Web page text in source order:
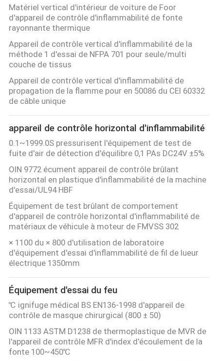
NOUVELLES
DEMANDEZ
UNE
CITATION
PLAN
DU
SITE
POLITIQUE
DE
CONFIDENTIALITÉ
Matériel vertical d'intérieur de voiture de Foor
d'appareil de contrôle d'inflammabilité de fonte
rayonnante thermique
Appareil de contrôle vertical d'inflammabilité de la
méthode 1 d'essai de NFPA 701 pour seule/multi
couche de tissus
Appareil de contrôle vertical d'inflammabilité de
propagation de la flamme pour en 50086 du CEI 60332
de câble unique
appareil de contrôle horizontal d'inflammabilité
0.1~1999.0S pressurisent l'équipement de test de
fuite d'air de détection d'équilibre 0,1 PAs DC24V ±5%
OIN 9772 écument appareil de contrôle brûlant
horizontal en plastique d'inflammabilité de la machine
d'essai/UL94 HBF
Équipement de test brûlant de comportement
d'appareil de contrôle horizontal d'inflammabilité de
matériaux de véhicule à moteur de FMVSS 302
× 1100 du × 800 d'utilisation de laboratoire
d'équipement d'essai d'inflammabilité de fil de lueur
électrique 1350mm
Équipement d'essai du feu
℃ ignifuge médical BS EN136-1998 d'appareil de
contrôle de masque chirurgical (800 ± 50)
OIN 1133 ASTM D1238 de thermoplastique de MVR de
l'appareil de contrôle MFR d'index d'écoulement de la
fonte 100~450℃